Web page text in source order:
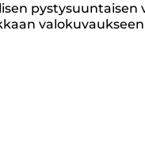
pystysuuntaisen